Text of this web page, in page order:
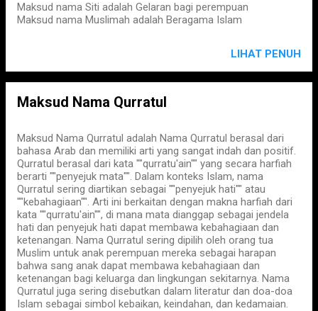
Maksud nama Siti adalah Gelaran bagi perempuan
Maksud nama Muslimah adalah Beragama Islam
LIHAT PENUH
Maksud Nama Qurratul
Maksud Nama Qurratul adalah Nama Qurratul berasal dari
bahasa Arab dan memiliki arti yang sangat indah dan positif.
Qurratul berasal dari kata ""qurratu'ain"" yang secara harfiah
berarti ""penyejuk mata"". Dalam konteks Islam, nama
Qurratul sering diartikan sebagai ""penyejuk hati"" atau
""kebahagiaan"". Arti ini berkaitan dengan makna harfiah dari
kata ""qurratu'ain"", di mana mata dianggap sebagai jendela
hati dan penyejuk hati dapat membawa kebahagiaan dan
ketenangan. Nama Qurratul sering dipilih oleh orang tua
Muslim untuk anak perempuan mereka sebagai harapan
bahwa sang anak dapat membawa kebahagiaan dan
ketenangan bagi keluarga dan lingkungan sekitarnya. Nama
Qurratul juga sering disebutkan dalam literatur dan doa-doa
Islam sebagai simbol kebaikan, keindahan, dan kedamaian.